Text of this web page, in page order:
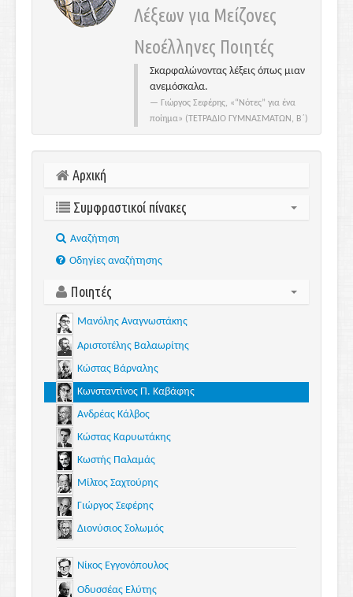
Λέξεων για Μείζονες
Νεοέλληνες Ποιητές
Σκαρφαλώνοντας λέξεις όπως μιαν
ανεμόσκαλα.
Γιώργος Σεφέρης, «“Νότες” για ένα
ποίημα» (ΤΕΤΡΑΔΙΟ ΓΥΜΝΑΣΜΑΤΩΝ, Β΄)
Αρχική
Συμφραστικοί πίνακες
Aναζήτηση
Οδηγίες αναζήτησης
Ποιητές
Μανόλης Αναγνωστάκης
Αριστοτέλης Βαλαωρίτης
Κώστας Βάρναλης
Κωνσταντίνος Π. Καβάφης
Ανδρέας Κάλβος
Κώστας Καρυωτάκης
Κωστής Παλαμάς
Μίλτος Σαχτούρης
Γιώργος Σεφέρης
Διονύσιος Σολωμός
Νίκος Εγγονόπουλος
Οδυσσέας Ελύτης